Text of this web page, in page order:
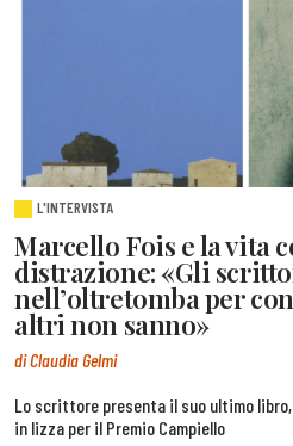
L'INTERVISTA
Marcello Fois e la vita
distrazione: «Gli
nell’oltretomba per
altri non sanno»
di Claudia Gelmi
Lo scrittore presenta il suo ultimo
in lizza per il Premio Campiello